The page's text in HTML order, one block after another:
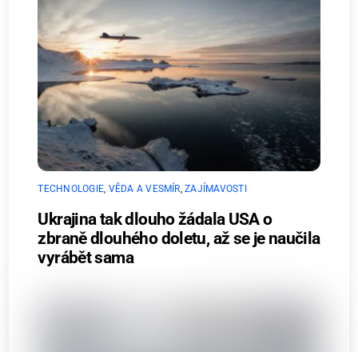
TECHNOLOGIE, VĚDA A VESMÍR,ZAJÍMAVOSTI
Ukrajina tak dlouho žádala USA o
zbraně dlouhého doletu, až se je naučila
vyrábět sama